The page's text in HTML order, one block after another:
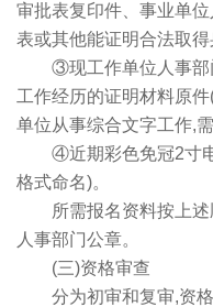
审批表复印件、事业单
表或其他能证明合法取
③现工作单位人事部
工作经历的证明材料原
单位从事综合文字工作,
④近期彩色免冠2寸
格式命名)。
所需报名资料按上
人事部门公章。
(三)资格审查
分为初审和复审,资